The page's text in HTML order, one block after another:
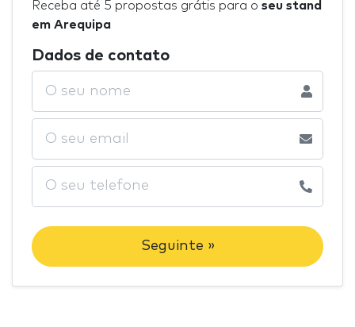
Receba até 5 propostas grátis para o seu stand
em Arequipa
Dados de contato
Seguinte »